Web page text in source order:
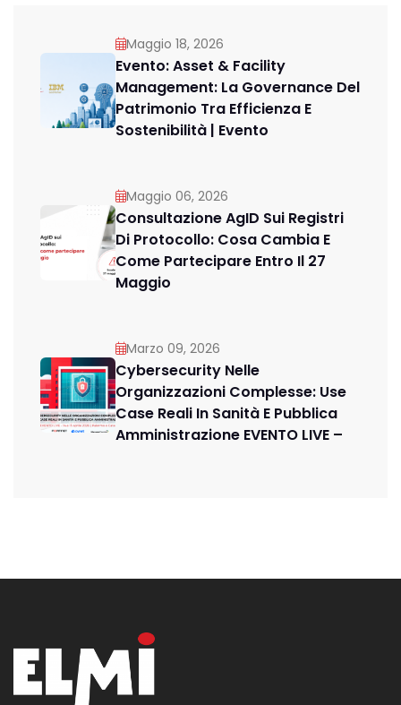
Maggio 18, 2026
Evento: Asset & Facility
Management: La Governance Del
Patrimonio Tra Efficienza E
Sostenibilità | Evento
Maggio 06, 2026
Consultazione AgID Sui Registri
Di Protocollo: Cosa Cambia E
Come Partecipare Entro Il 27
Maggio
Marzo 09, 2026
Cybersecurity Nelle
Organizzazioni Complesse: Use
Case Reali In Sanità E Pubblica
Amministrazione EVENTO LIVE –